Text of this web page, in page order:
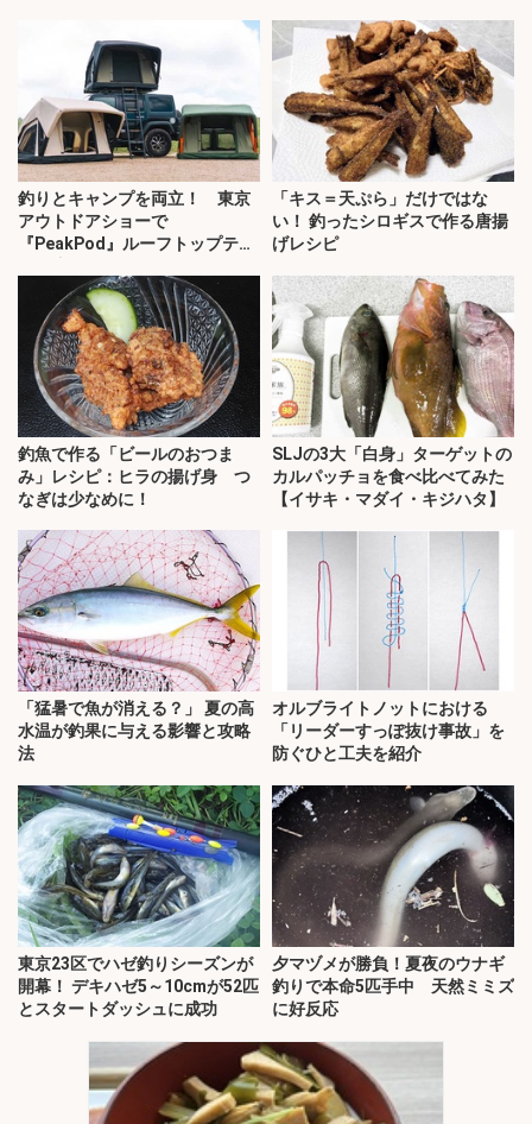
釣りとキャンプを両立！ 東京
アウトドアショーで
『PeakPod』ルーフトップテン
「キス＝天ぷら」だけではな
い！ 釣ったシロギスで作る唐揚
げレシピ
釣魚で作る「ビールのおつま
み」レシピ：ヒラの揚げ身 つ
なぎは少なめに！
SLJの3大「白身」ターゲットの
カルパッチョを食べ比べてみた
【イサキ・マダイ・キジハタ】
「猛暑で魚が消える？」 夏の高
水温が釣果に与える影響と攻略
法
オルブライトノットにおける
「リーダーすっぽ抜け事故」を
防ぐひと工夫を紹介
東京23区でハゼ釣りシーズンが
開幕！ デキハゼ5～10cmが52匹
とスタートダッシュに成功
夕マヅメが勝負！夏夜のウナギ
釣りで本命5匹手中 天然ミミズ
に好反応